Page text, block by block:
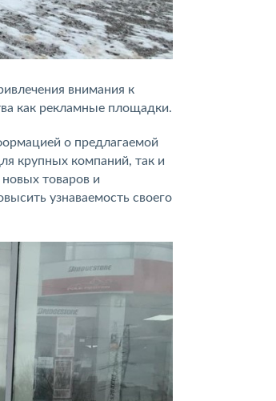
внимания к
как рекламные площадки.
о предлагаемой
крупных компаний, так и
товаров и
узнаваемость своего